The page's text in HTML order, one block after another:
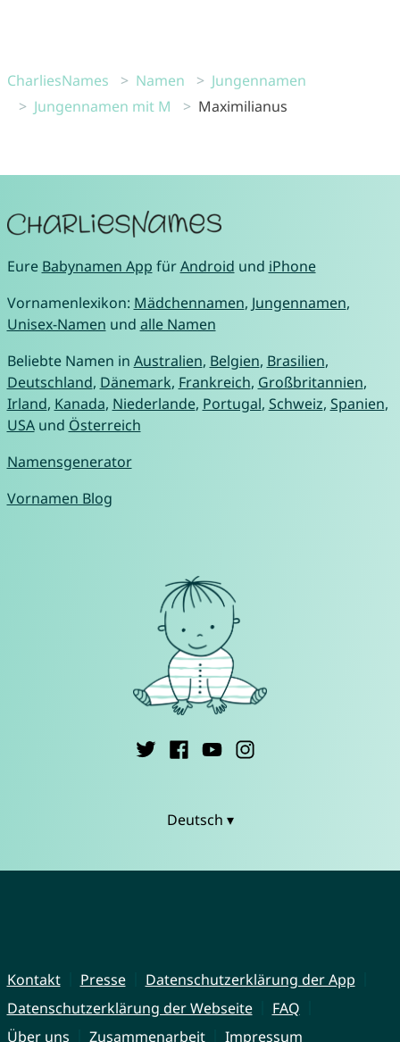
CharliesNames Namen
Jungennamen
Jungennamen mit M
Maximilianus
Eure Babynamen App fürAndroid und iPhone
Vornamenlexikon: Mädchennamen, Jungennamen,
Unisex-Namen und alle Namen
Beliebte Namen in Australien, Belgien, Brasilien,
Deutschland, Dänemark, Frankreich, Großbritannien,
Irland, Kanada, Niederlande, Portugal, Schweiz, Spanien,
USAund Österreich
Namensgenerator
Vornamen Blog
Deutsch ▾
Kontakt Presse
Datenschutzerklärung der App
Datenschutzerklärung der Webseite
FAQ
Über uns
Zusammenarbeit Impressum